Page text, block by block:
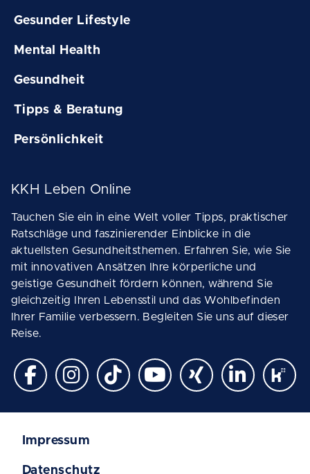
Gesunder Lifestyle
Mental Health
Gesundheit
Tipps & Beratung
Persönlichkeit
KKH Leben Online
Tauchen Sie ein in eine Welt voller Tipps, praktischer
Ratschläge und faszinierender Einblicke in die
aktuellsten Gesundheitsthemen. Erfahren Sie, wie Sie
mit innovativen Ansätzen Ihre körperliche und
geistige Gesundheit fördern können, während Sie
gleichzeitig Ihren Lebensstil und das Wohlbefinden
Ihrer Familie verbessern. Begleiten Sie uns auf dieser
Reise.
Impressum
Datenschutz